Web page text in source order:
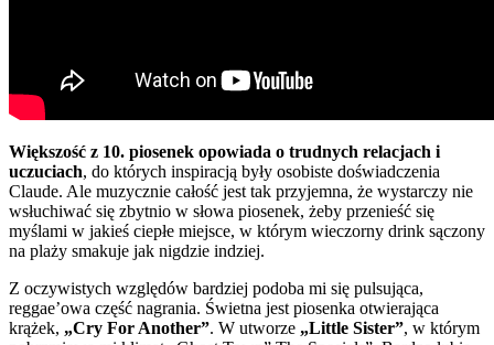
Większość z 10. piosenek opowiada o trudnych relacjach i
uczuciach, do których inspiracją były osobiste doświadczenia
Claude. Ale muzycznie całość jest tak przyjemna, że wystarczy nie
wsłuchiwać się zbytnio w słowa piosenek, żeby przenieść się
myślami w jakieś ciepłe miejsce, w którym wieczorny drink sączony
na plaży smakuje jak nigdzie indziej.
Z oczywistych względów bardziej podoba mi się pulsująca,
reggae’owa część nagrania. Świetna jest piosenka otwierająca
krążek, „Cry For Another”. W utworze „Little Sister”, w którym